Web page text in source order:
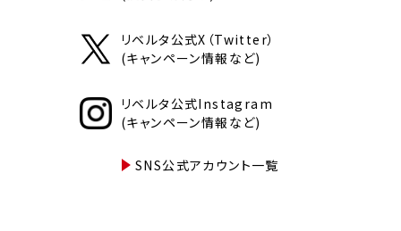
リベルタ公式X（Twitter）
(キャンペーン情報など)
リベルタ公式Instagram
(キャンペーン情報など)
SNS公式アカウント一覧